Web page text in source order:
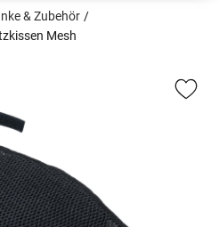
& Zubehör
Mesh